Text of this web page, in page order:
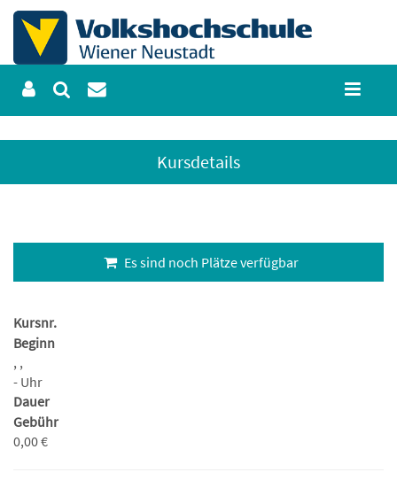
Kursdetails
Es sind noch Plätze verfügbar
Kursnr.
Beginn
, ,
- Uhr
Dauer
Gebühr
0,00 €